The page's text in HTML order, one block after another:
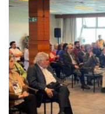
Crónica
Policial
Tribunales
Deporte